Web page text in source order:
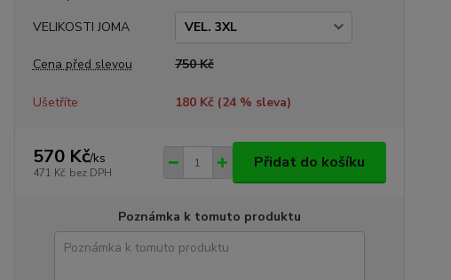
VELIKOSTI JOMA
Cena před slevou 750 Kč
Ušetříte 180 Kč (24% sleva)
570 Kč/ks
471 Kč bez DPH
Přidat do košíku
Poznámka k tomuto produktu